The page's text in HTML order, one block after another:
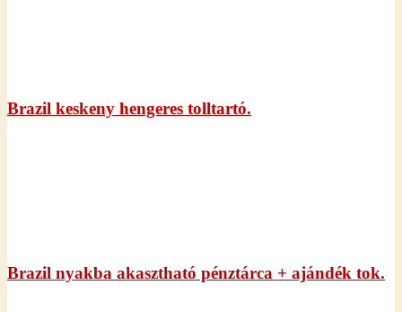
Brazil keskeny hengeres tolltartó.
Brazil nyakba akasztható pénztárca + ajándék tok.